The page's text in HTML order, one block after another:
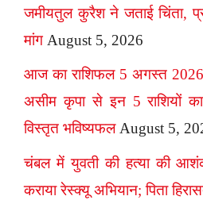
जमीयतुल कुरैश ने जताई चिंता,
मांग August 5, 2026
आज का राशिफल 5 अगस्त
असीम कृपा से इन 5 राशियों का
विस्तृत भविष्यफल August 5,
चंबल में युवती की हत्या की
कराया रेस्क्यू अभियान; पिता